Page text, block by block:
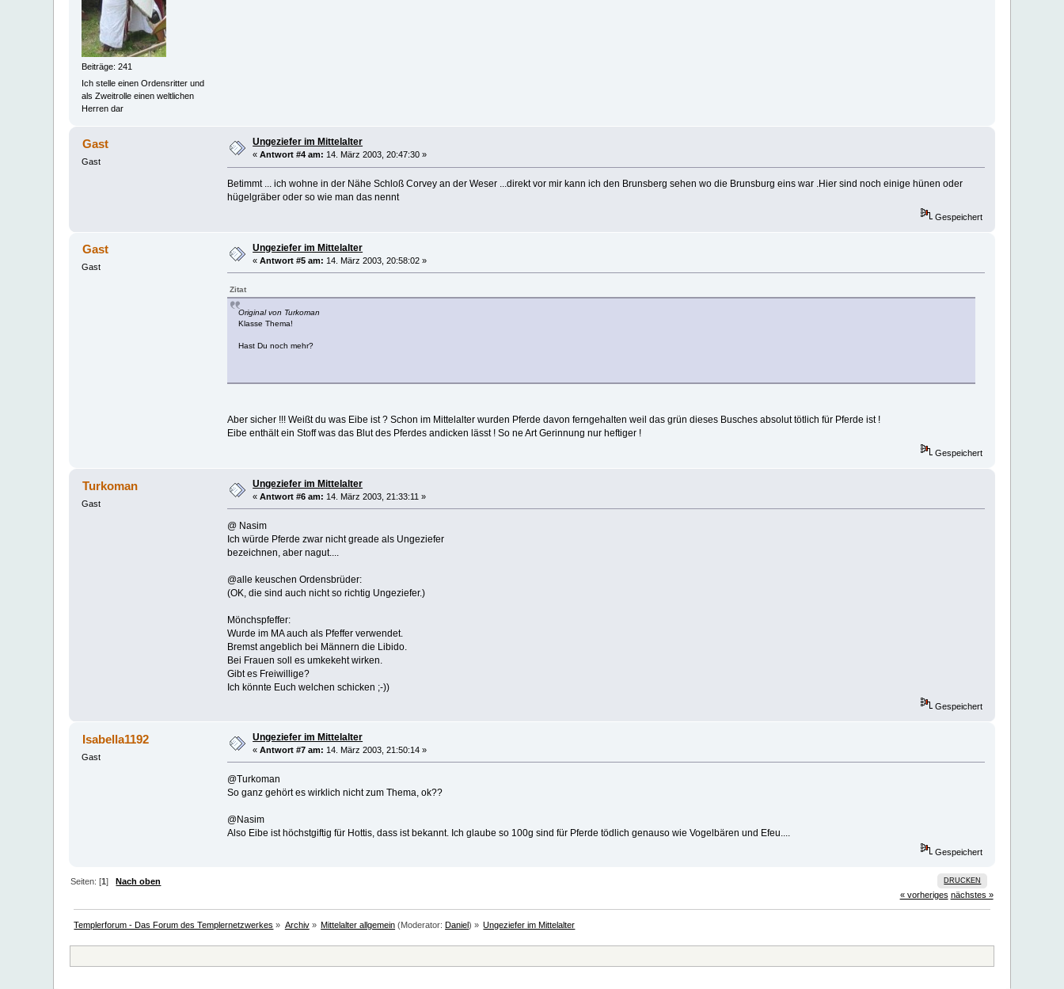
Beiträge: 241
Ich stelle einen Ordensritter und
als Zweitrolle einen weltlichen
Herren dar
Gast
Gast
Ungeziefer im Mittelalter
«Antwort #4 am: 14. März 2003, 20:47:30 »
Betimmt ... ich wohne in der Nähe Schloß Corvey an der Weser ...direkt vor mir kann ich den Brunsberg sehen wo die Brunsburg eins war .Hier sind noch einige hünen oder
hügelgräber oder so wie man das nennt
Gespeichert
Gast
Gast
Ungeziefer im Mittelalter
«Antwort #5 am: 14. März 2003, 20:58:02 »
Zitat
Original von Turkoman
Klasse Thema!
Hast Du noch mehr?
Aber sicher !!! Weißt du was Eibe ist ? Schon im Mittelalter wurden Pferde davon ferngehalten weil das grün dieses Busches absolut tötlich für Pferde ist !
Eibe enthält ein Stoff was das Blut des Pferdes andicken lässt ! So ne Art Gerinnung nur heftiger !
Gespeichert
Turkoman
Gast
Ungeziefer im Mittelalter
«Antwort #6 am: 14. März 2003, 21:33:11 »
@ Nasim
Ich würde Pferde zwar nicht greade als Ungeziefer
bezeichnen, aber nagut....
@alle keuschen Ordensbrüder:
(OK, die sind auch nicht so richtig Ungeziefer.)
Mönchspfeffer:
Wurde im MA auch als Pfeffer verwendet.
Bremst angeblich bei Männern die Libido.
Bei Frauen soll es umkekeht wirken.
Gibt es Freiwillige?
Ich könnte Euch welchen schicken ;-))
Gespeichert
Isabella1192
Gast
Ungeziefer im Mittelalter
«Antwort #7 am: 14. März 2003, 21:50:14 »
@Turkoman
So ganz gehört es wirklich nicht zum Thema, ok??
@Nasim
Also Eibe ist höchstgiftig für Hottis, dass ist bekannt. Ich glaube so 100g sind für Pferde tödlich genauso wie Vogelbären und Efeu....
Gespeichert
DRUCKEN
Seiten: [1]Nach oben
« vorheriges nächstes »
Templerforum - Das Forum des Templernetzwerkes » Archiv» Mittelalter allgemein (Moderator:Daniel) » Ungeziefer im Mittelalter